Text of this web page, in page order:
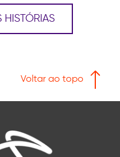
HISTÓRIAS
Voltar ao topo